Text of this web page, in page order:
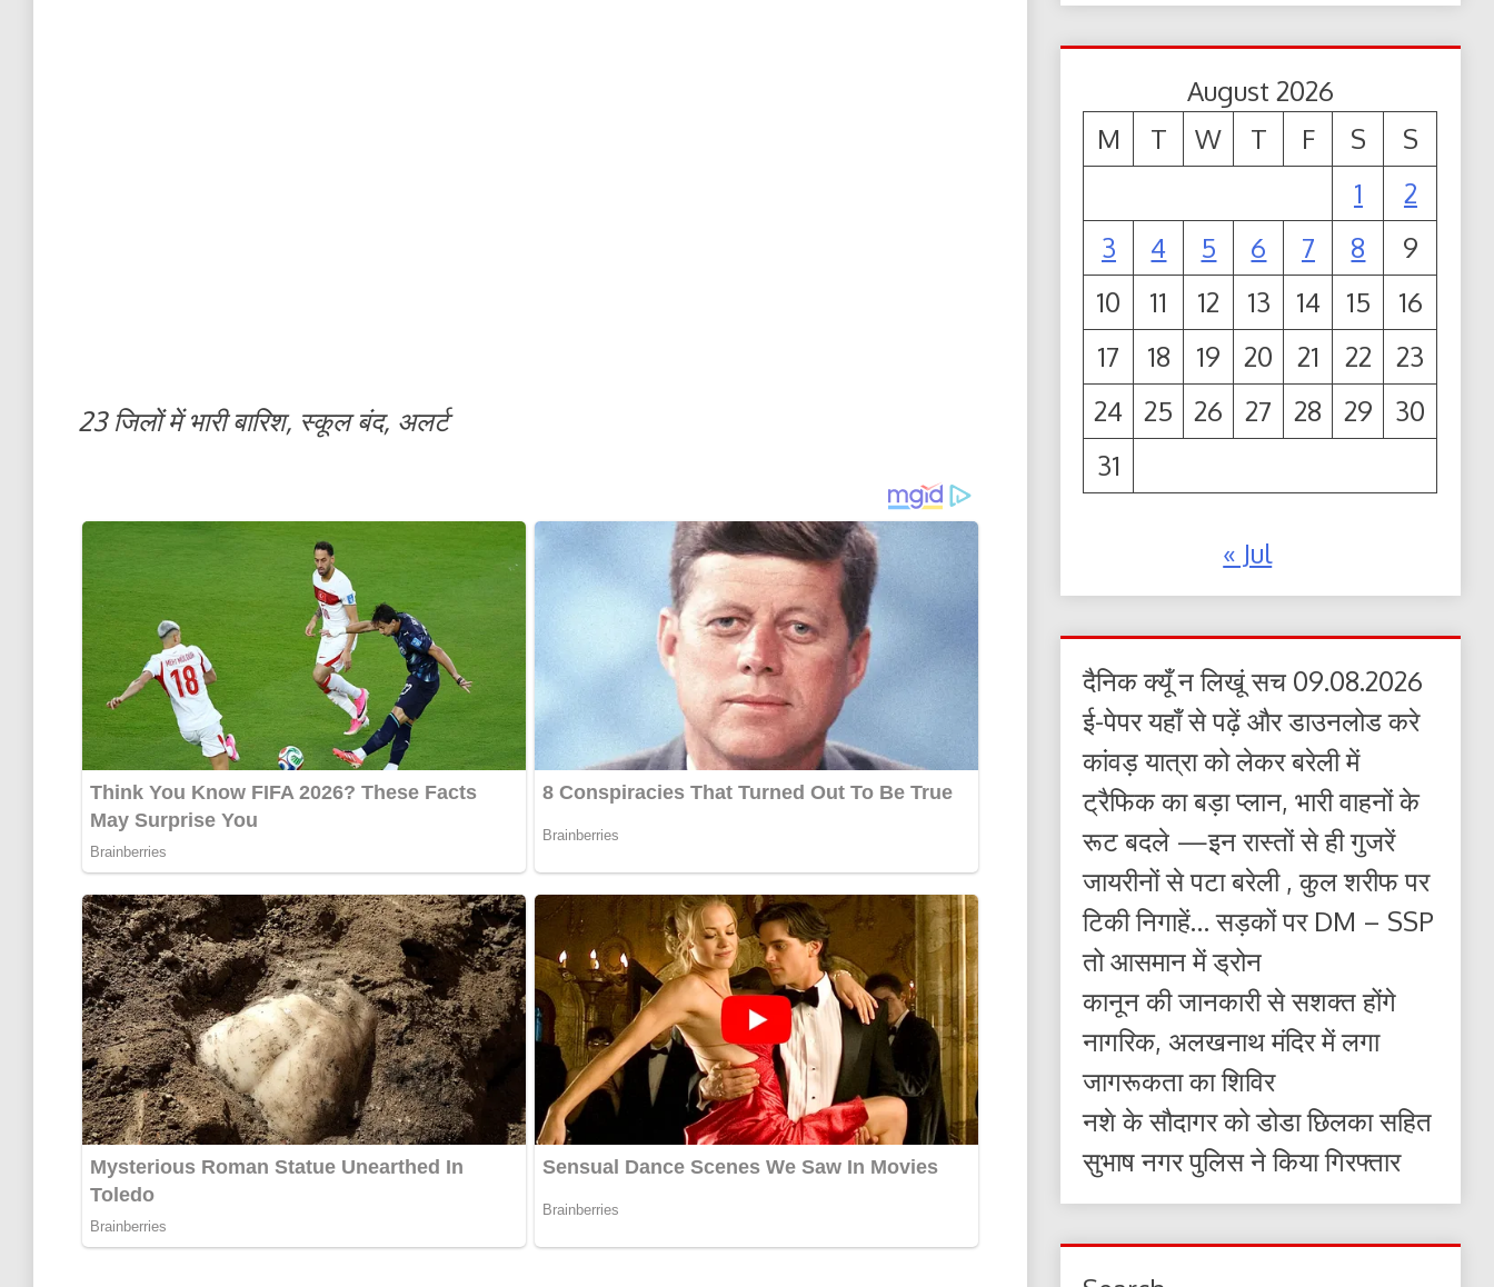
23 जिलों में भारी बारिश, स्कूल बंद, अलर्ट
August 2026
M
T W T F S
S
1
2
3
4 5 6 7 8
9
10
11 12 13 14 15
16
17
18 19 20 21 22
23
24
25 26 27 28 29
30
31
« Jul
दैनिक क्यूँ न लिखूं सच 09.08.2026
ई-पेपर यहाँ से पढ़ें और डाउनलोड करे
कांवड़ यात्रा को लेकर बरेली में
ट्रैफिक का बड़ा प्लान, भारी वाहनों के
रूट बदले —इन रास्तों से ही गुजरें
जायरीनों से पटा बरेली , कुल शरीफ पर
टिकी निगाहें… सड़कों पर DM – SSP
तो आसमान में ड्रोन
कानून की जानकारी से सशक्त होंगे
नागरिक, अलखनाथ मंदिर में लगा
जागरूकता का शिविर
नशे के सौदागर को डोडा छिलका सहित
सुभाष नगर पुलिस ने किया गिरफ्तार